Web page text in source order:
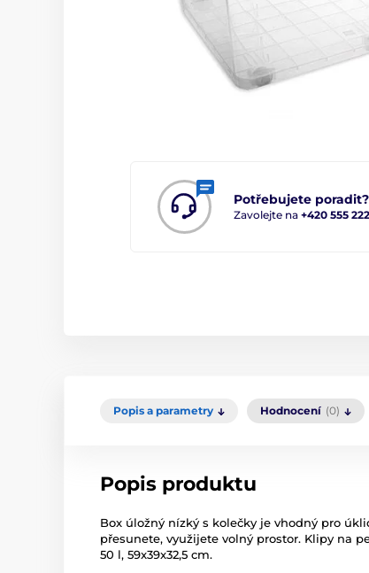
Potřebujete poradit?
Zavolejte na +420 555
Popis a parametry Hodnocení (0)
Popis produktu
Box úložný nízký s kolečky je vhodný pro
přesunete, využijete volný prostor. Klipy na
50 l, 59x39x32,5 cm.